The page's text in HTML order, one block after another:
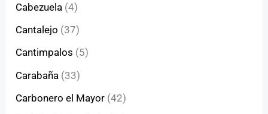
Cabezuela (4)
Cantalejo (37)
Cantimpalos (5)
Carabaña (33)
Carbonero el Mayor (42)